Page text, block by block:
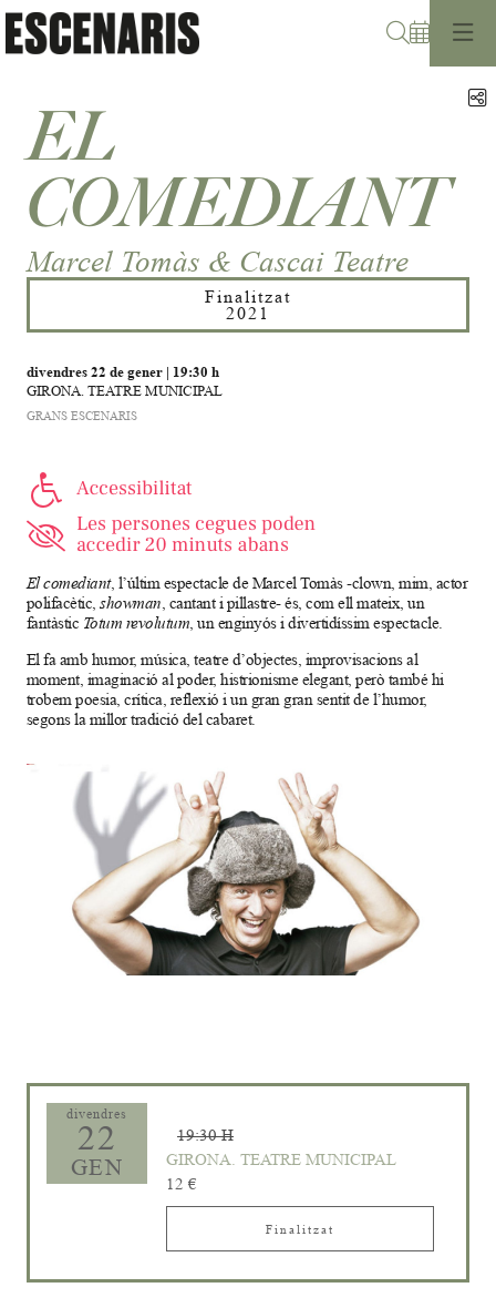
EL
COMEDIANT
Marcel Tomàs & Cascai Teatre
Finalitzat
2021
divendres 22 de gener| 19:30 h
GIRONA. TEATRE MUNICIPAL
GRANS ESCENARIS
El comediant, l’últim espectacle de Marcel Tomàs -clown, mim, actor
polifacètic,showman, cantant i pillastre- és, com ell mateix, un
fantàstic Totum revolutum, un enginyós i divertidíssim espectacle.
El fa amb humor, música, teatre d’objectes, improvisacions al
moment, imaginació al poder, histrionisme elegant, però també hi
trobem poesia, crítica, reflexió i un gran gran sentit de l’humor,
segons la millor tradició del cabaret.
divendres
22
GEN
19:30 H
GIRONA. TEATRE MUNICIPAL
12 €
Finalitzat